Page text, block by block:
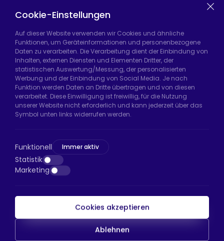
Casters
Hadımköy Fabrik:Atatürk Sanayi Bölgesi,
Uzunçayır Caddesi, No:11 Hadımköy, 34555
Arnavutköy/İstanbul
Telefon: +90 212 640 66 46
E-Mail: export@htsteker.com
D:a, 34045 Bayrampaşa/İstanbul
Telefon:+90 530 044 64 87
E-Mail: info@htsteker.com
HTS-Zahlung
Cookie-Einstellungen
Auf dieser Website verwenden wir Cookies und ähnliche
Funktionen, um Geräteinformationen und personenbezogene
Daten zu verarbeiten. Die Verarbeitung dient der Einbindung von
Inhalten, externen Diensten und Elementen Dritter, der
statistischen Auswertung/Messung, der personalisierten
Werbung und der Einbindung von Social Media. Je nach
Funktion werden Daten an Dritte übertragen und von diesen
verarbeitet. Diese Einwilligung ist freiwillig, für die Nutzung
unserer Website nicht erforderlich und kann jederzeit über das
Symbol unten links widerrufen werden.
Funktionell Immer aktiv
Statistik
Marketing
Cookies akzeptieren
Ablehnen